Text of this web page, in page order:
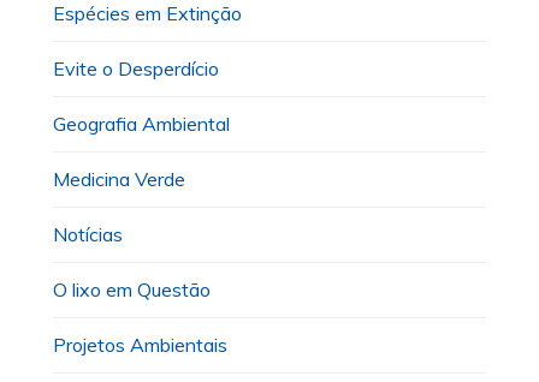
Espécies em Extinção
Evite o Desperdício
Geografia Ambiental
Medicina Verde
Notícias
O lixo em Questão
Projetos Ambientais